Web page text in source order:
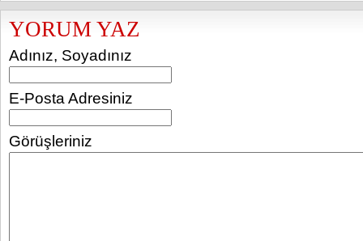
YORUM YAZ
Adınız, Soyadınız
E-Posta Adresiniz
Görüşleriniz